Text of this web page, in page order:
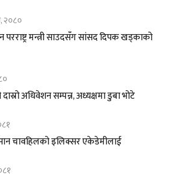
२०८०
मन्त्री साउदसँग सांसद दिपक खड्काको
अधिवेशन सम्पन्न, अध्यक्षमा डुबा भोटे
चावहिलको इलिक्सर एकेडेमीलाई